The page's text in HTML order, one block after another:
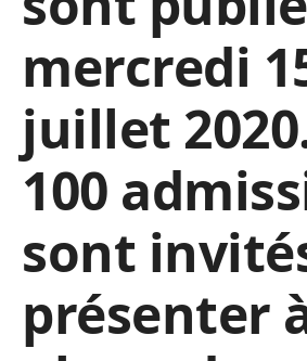
mercredi
juillet
100
sont
présenter